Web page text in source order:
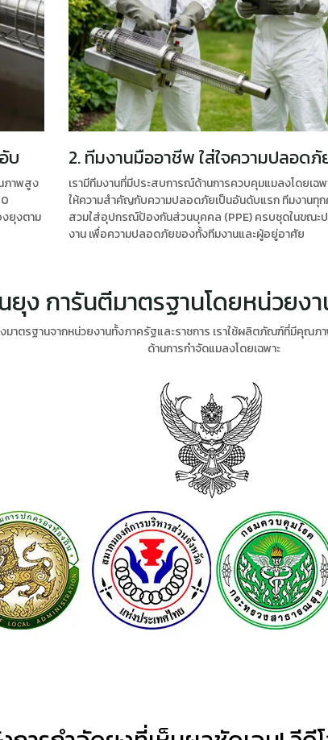
บ
ภาพสูง
ยุงตาม
2. ทีมงานมืออาชีพ ใส่ใจความปลอดภั
เรามีทีมงานที่มีประสบการณ์ด้านการควบคุมแมลงโดยเฉพ
ให้ความสำคัญกับความปลอดภัยเป็นอันดับแรก ทีมงานทุก
สวมใส่อุปกรณ์ป้องกันส่วนบุคคล (PPE) ครบชุดในขณะ
งาน เพื่อความปลอดภัยของทั้งทีมงานและผู้อยู่อาศัย
ง การันตีมาตรฐานโดยหน่วยงา
าตรฐานจากหน่วยงานทั้งภาครัฐและราชการ เราใช้ผลิตภัณฑ์ที่มีคุ
ด้านการกำจัดแมลงโดยเฉพาะ